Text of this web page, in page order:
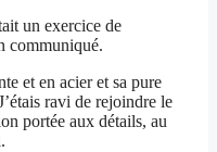
un exercice de
communiqué.
et en acier et sa pure
ravi de rejoindre le
portée aux détails, au